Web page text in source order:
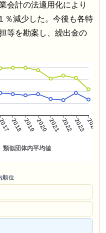
会計の法適用化により
％減少した。今後も各特
等を勘案し、繰出金の
順位